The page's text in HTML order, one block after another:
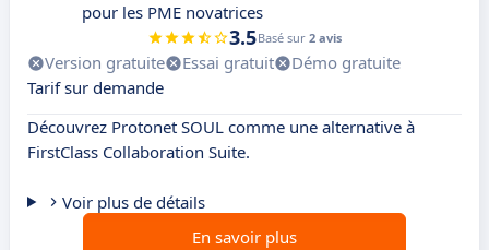
pour les PME novatrices
3.5Basé sur 2 avis
Version gratuite Essai gratuit
Démo gratuite
Tarif sur demande
Découvrez Protonet SOUL comme une alternative à
FirstClass Collaboration Suite.
Voir plus de détails
En savoir plus